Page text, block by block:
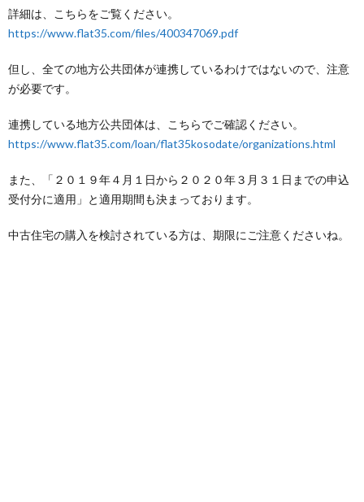
詳細は、こちらをご覧ください。
https://www.flat35.com/files/400347069.pdf
但し、全ての地方公共団体が連携しているわけではないので、注意
が必要です。
連携している地方公共団体は、こちらでご確認ください。
https://www.flat35.com/loan/flat35kosodate/organizations.html
また、「２０１９年４月１日から２０２０年３月３１日までの申込
受付分に適用」と適用期間も決まっております。
中古住宅の購入を検討されている方は、期限にご注意くださいね。